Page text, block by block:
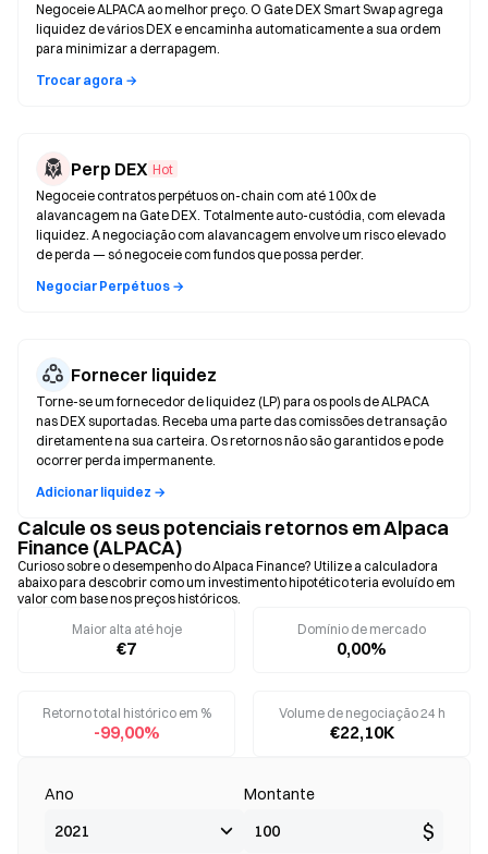
Negoceie ALPACA ao melhor preço. O Gate DEX Smart Swap agrega
liquidez de vários DEX e encaminha automaticamente a sua ordem
para minimizar a derrapagem.
Trocar agora →
Perp DEX Hot
Negoceie contratos perpétuos on-chain com até 100x de
alavancagem na Gate DEX. Totalmente auto-custódia, com elevada
liquidez. A negociação com alavancagem envolve um risco elevado
de perda — só negoceie com fundos que possa perder.
Negociar Perpétuos →
Fornecer liquidez
Torne-se um fornecedor de liquidez (LP) para os pools de ALPACA
nas DEX suportadas. Receba uma parte das comissões de transação
diretamente na sua carteira. Os retornos não são garantidos e pode
ocorrer perda impermanente.
Adicionar liquidez →
Calcule os seus potenciais retornos em Alpaca
Finance (ALPACA)
Curioso sobre o desempenho do Alpaca Finance? Utilize a calculadora
abaixo para descobrir como um investimento hipotético teria evoluído em
valor com base nos preços históricos.
Maior alta até hoje
€7
Domínio de mercado
0,00%
Retorno total histórico em %
-99,00%
Volume de negociação 24 h
€22,10K
Ano Montante
$